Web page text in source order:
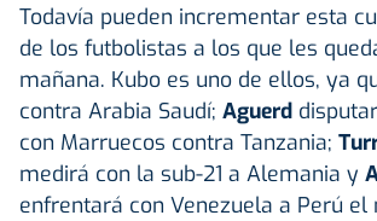
Todavía pueden incrementar esta
de los futbolistas a los que les
mañana. Kubo es uno de ellos, ya
contra Arabia Saudí; Aguerd
con Marruecos contra Tanzania;
medirá con la sub-21 a Alemania y
enfrentará con Venezuela a Perú el